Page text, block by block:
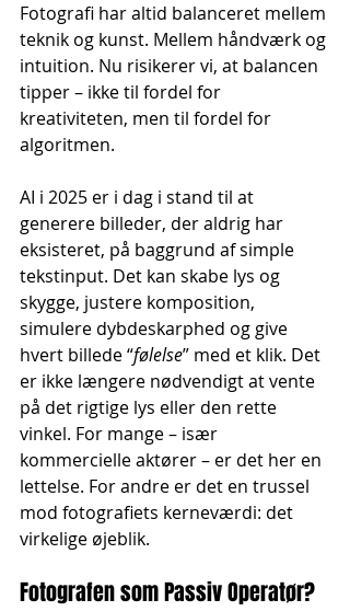
Fotografi har altid balanceret mellem
teknik og kunst. Mellem håndværk og
intuition. Nu risikerer vi, at balancen
tipper – ikke til fordel for
kreativiteten, men til fordel for
algoritmen.
AI i 2025 er i dag i stand til at
generere billeder, der aldrig har
eksisteret, på baggrund af simple
tekstinput. Det kan skabe lys og
skygge, justere komposition,
simulere dybdeskarphed og give
hvert billede “følelse” med et klik. Det
er ikke længere nødvendigt at vente
på det rigtige lys eller den rette
vinkel. For mange – især
kommercielle aktører – er det her en
lettelse. For andre er det en trussel
mod fotografiets kerneværdi: det
virkelige øjeblik.
Fotografen som Passiv Operatør?